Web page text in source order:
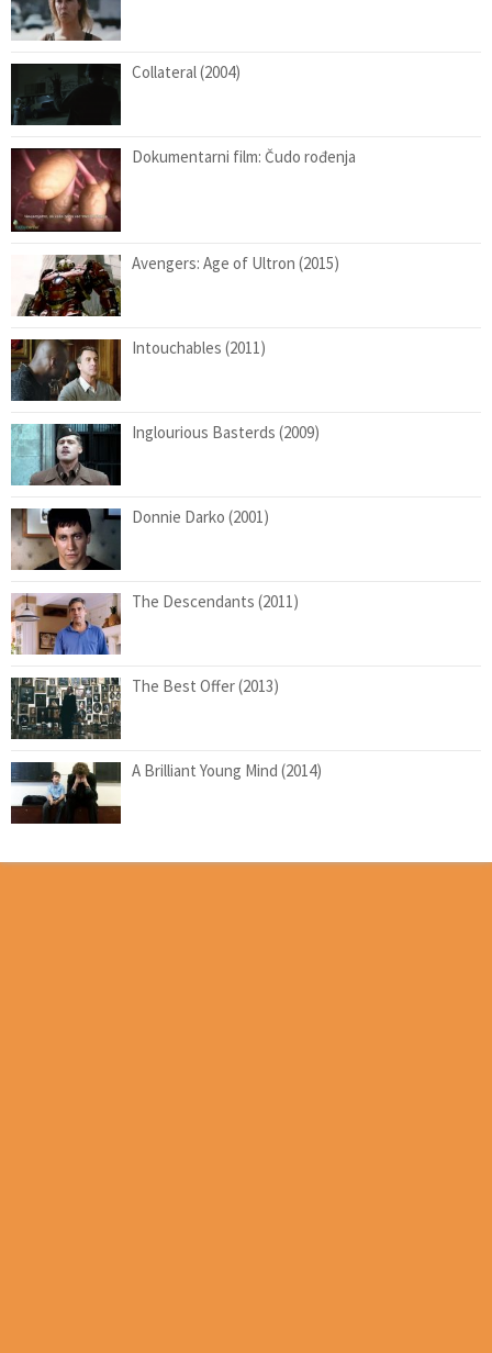
Collateral (2004)
Dokumentarni film: Čudo rođenja
Avengers: Age of Ultron (2015)
Intouchables (2011)
Inglourious Basterds (2009)
Donnie Darko (2001)
The Descendants (2011)
The Best Offer (2013)
A Brilliant Young Mind (2014)